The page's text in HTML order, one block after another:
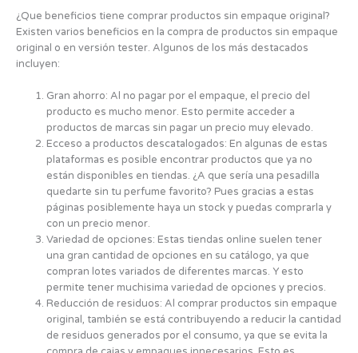
¿Que beneficios tiene comprar productos sin empaque original?
Existen varios beneficios en la compra de productos sin empaque
original o en versión tester. Algunos de los más destacados
incluyen:
Gran ahorro: Al no pagar por el empaque, el precio del
producto es mucho menor. Esto permite acceder a
productos de marcas sin pagar un precio muy elevado.
Ecceso a productos descatalogados: En algunas de estas
plataformas es posible encontrar productos que ya no
están disponibles en tiendas. ¿A que sería una pesadilla
quedarte sin tu perfume favorito? Pues gracias a estas
páginas posiblemente haya un stock y puedas comprarla y
con un precio menor.
Variedad de opciones: Estas tiendas online suelen tener
una gran cantidad de opciones en su catálogo, ya que
compran lotes variados de diferentes marcas. Y esto
permite tener muchisima variedad de opciones y precios.
Reducción de residuos: Al comprar productos sin empaque
original, también se está contribuyendo a reducir la cantidad
de residuos generados por el consumo, ya que se evita la